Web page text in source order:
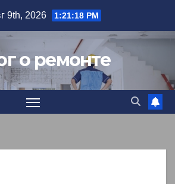
9th, 2026 1:21:19 PM
о ремонте